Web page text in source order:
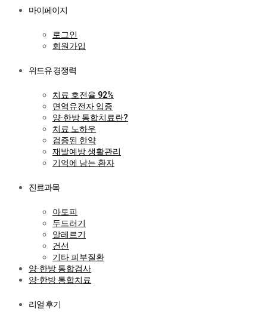
마이페이지
로그인
회원가입
위드유 경쟁력
치료 호전율 92%
면역유전자 입증
양·한방 통합치료란?
치료 노하우
검증된 한약
재발예방 생활관리
기억에 남는 환자
진료과목
아토피
두드러기
알레르기
건선
기타 피부질환
양·한방 통합검사
양·한방 통합치료
리얼 후기